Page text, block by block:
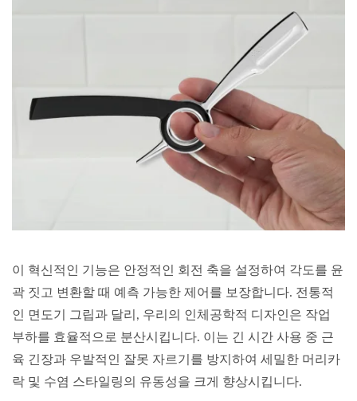
이 혁신적인 기능은 안정적인 회전 축을 설정하여 각도를 윤
곽 짓고 변환할 때 예측 가능한 제어를 보장합니다. 전통적
인 면도기 그립과 달리, 우리의 인체공학적 디자인은 작업
부하를 효율적으로 분산시킵니다. 이는 긴 시간 사용 중 근
육 긴장과 우발적인 잘못 자르기를 방지하여 세밀한 머리카
락 및 수염 스타일링의 유동성을 크게 향상시킵니다.